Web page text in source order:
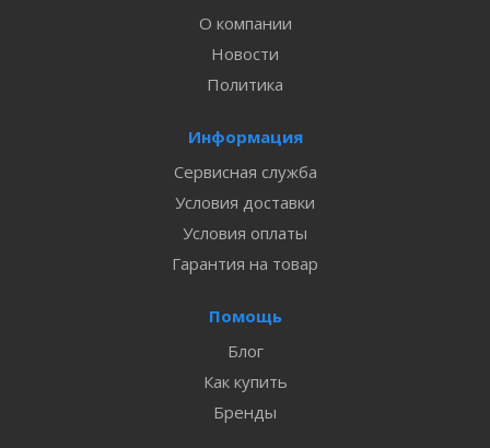
О компании
Новости
Политика
Информация
Сервисная служба
Условия доставки
Условия оплаты
Гарантия на товар
Помощь
Блог
Как купить
Бренды